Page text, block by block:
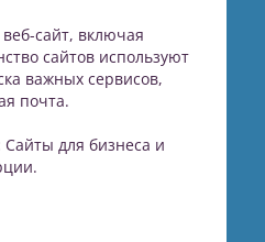
сайт, включая
сайтов используют
важных сервисов,
почта.
Сайты для бизнеса и